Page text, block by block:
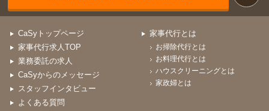
CaSyトップページ
家事代行求人TOP
業務委託の求人
CaSyからのメッセージ
スタッフインタビュー
よくある質問
家事代行とは
お掃除代行とは
お料理代行とは
ハウスクリーニングとは
家政婦とは